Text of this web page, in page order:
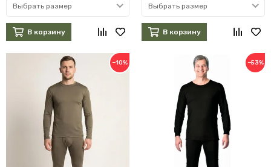
Выбрать размер
В корзину
Выбрать размер
В корзину
−10% −53%